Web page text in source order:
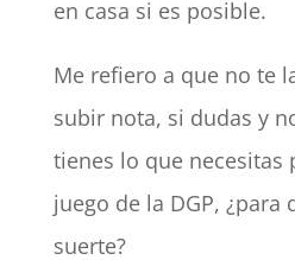
en casa si es posible.
Me refiero a que no te
subir nota, si dudas y
tienes lo que necesitas
juego de la DGP, ¿para
suerte?